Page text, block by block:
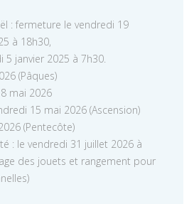
: fermeture le vendredi 19
à 18h30,
5 janvier 2025 à 7h30.
(Pâques)
mai 2026
15 mai 2026 (Ascension)
(Pentecôte)
: le vendredi 31 juillet 2026 à
des jouets et rangement pour